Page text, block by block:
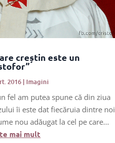
creștin este un
2016 | Imagini
fel am putea spune că din ziua
îi este dat fiecăruia dintre noi
nou adăugat la cel pe care...
mai mult